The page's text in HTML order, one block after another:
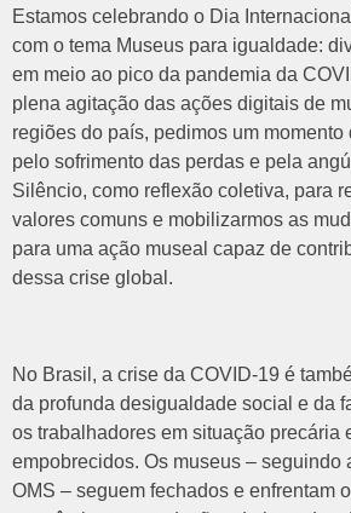
Estamos celebrando o Dia
com o tema Museus para igualdade:
em meio ao pico da pandemia da
plena agitação das ações digitais de
regiões do país, pedimos um
pelo sofrimento das perdas e pela
Silêncio, como reflexão coletiva, para
valores comuns e mobilizarmos as
para uma ação museal capaz de
dessa crise global.
No Brasil, a crise da COVID-19 é
da profunda desigualdade social e da
os trabalhadores em situação precária
empobrecidos. Os museus – seguindo
OMS – seguem fechados e enfrentam